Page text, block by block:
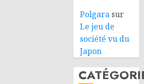
Polgara sur
Le jeu de
société vu du
Japon